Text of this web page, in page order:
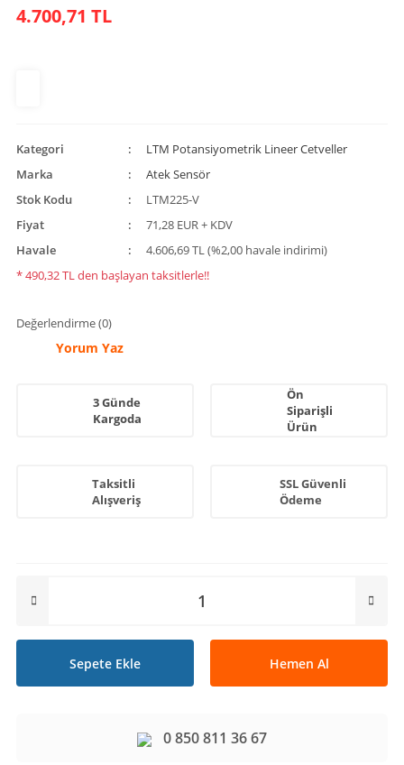
4.700,71 TL
Kategori
LTM Potansiyometrik Lineer Cetveller
Marka
Atek Sensör
Stok Kodu
LTM225-V
Fiyat
71,28 EUR + KDV
Havale
4.606,69 TL (%2,00 havale indirimi)
* 490,32 TL den başlayan taksitlerle!!
Değerlendirme (0)
Yorum Yaz
3 Günde
Kargoda
Ön
Siparişli
Ürün
Taksitli
Alışveriş
SSL Güvenli
Ödeme
Sepete Ekle Hemen Al
0 850 811 36 67